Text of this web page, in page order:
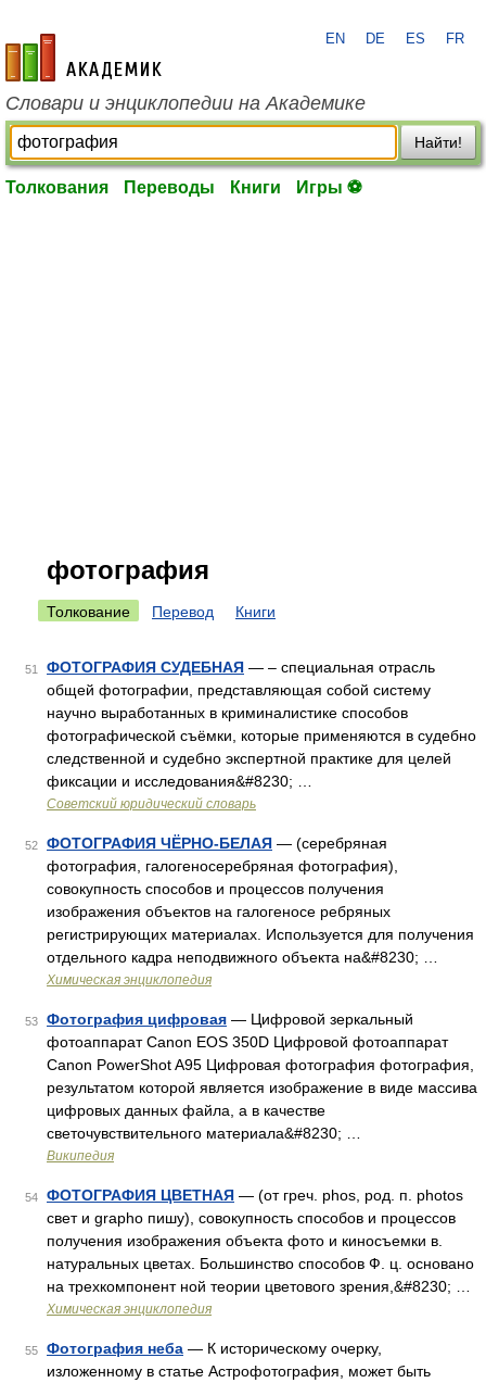
academic.ru
EN DE ES FR
Словари и энциклопедии на Академике
Найти!
Толкования Переводы Книги Игры ⚽
фотография
Толкование Перевод Книги
51 ФОТОГРАФИЯ СУДЕБНАЯ — – специальная отрасль
общей фотографии, представляющая собой систему
научно выработанных в криминалистике способов
фотографической съёмки, которые применяются в судебно
следственной и судебно экспертной практике для целей
фиксации и исследования&#8230; …
Советский юридический словарь
52 ФОТОГРАФИЯ ЧЁРНО-БЕЛАЯ — (серебряная
фотография, галогеносеребряная фотография),
совокупность способов и процессов получения
изображения объектов на галогеносе ребряных
регистрирующих материалах. Используется для получения
отдельного кадра неподвижного объекта на&#8230; …
Химическая энциклопедия
53 Фотография цифровая — Цифровой зеркальный
фотоаппарат Canon EOS 350D Цифровой фотоаппарат
Canon PowerShot A95 Цифровая фотография фотография,
результатом которой является изображение в виде массива
цифровых данных файла, а в качестве
светочувствительного материала&#8230; …
Википедия
54 ФОТОГРАФИЯ ЦВЕТНАЯ — (от греч. phos, род. п. photos
свет и grapho пишу), совокупность способов и процессов
получения изображения объекта фото и киносъемки в.
натуральных цветах. Большинство способов Ф. ц. основано
на трехкомпонент ной теории цветового зрения,&#8230; …
Химическая энциклопедия
55 Фотография неба — К историческому очерку,
изложенному в статье Астрофотография, может быть